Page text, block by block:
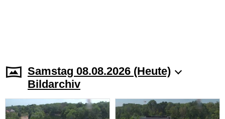
Samstag 08.08.2026 (Heute)
Bildarchiv